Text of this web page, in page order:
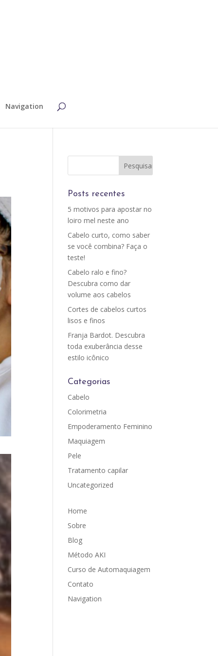
Navigation
Posts recentes
5 motivos para apostar no
loiro mel neste ano
Cabelo curto, como saber
se você combina? Faça o
teste!
Cabelo ralo e fino?
Descubra como dar
volume aos cabelos
Cortes de cabelos curtos
lisos e finos
Franja Bardot. Descubra
toda exuberância desse
estilo icônico
Categorias
Cabelo
Colorimetria
Empoderamento Feminino
Maquiagem
Pele
Tratamento capilar
Uncategorized
Home
Sobre
Blog
Método AKI
Curso de Automaquiagem
Contato
Navigation